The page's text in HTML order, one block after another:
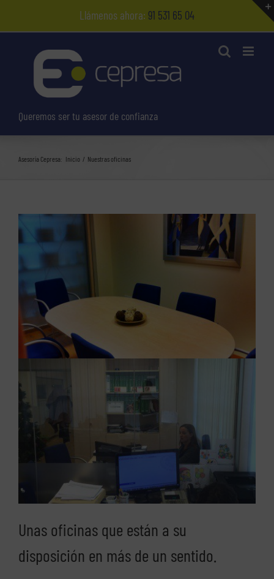
contenido
Llámenos ahora: 91 531 65 04
Queremos ser tu asesor de confianza
Asesoría Cepresa: Inicio Nuestras oficinas
Unas oficinas que están a su
disposición en más de un sentido.